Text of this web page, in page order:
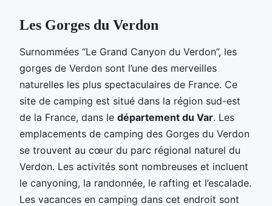
Les Gorges du Verdon
Surnommées “Le Grand Canyon du Verdon”, les
gorges de Verdon sont l’une des merveilles
naturelles les plus spectaculaires de France. Ce
site de camping est situé dans la région sud-est
de la France, dans le département du Var. Les
emplacements de camping des Gorges du Verdon
se trouvent au cœur du parc régional naturel du
Verdon. Les activités sont nombreuses et incluent
le canyoning, la randonnée, le rafting et l’escalade.
Les vacances en camping dans cet endroit sont